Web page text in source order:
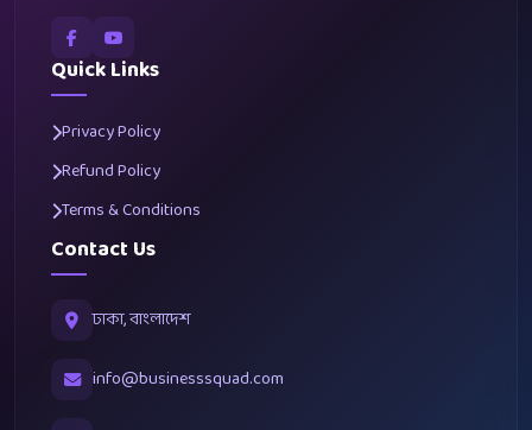
Quick Links
Privacy Policy
Refund Policy
Terms & Conditions
Contact Us
ঢাকা, বাংলাদেশ
info@businesssquad.com